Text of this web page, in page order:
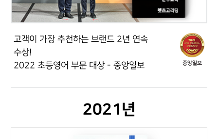
고객이 가장 추천하는 브랜드 2년 연속
수상!
2022 초등영어 부문 대상 - 중앙일보
2021년